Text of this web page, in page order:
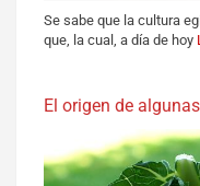
Se sabe que la cultura
que, la cual, a día de hoy
El origen de